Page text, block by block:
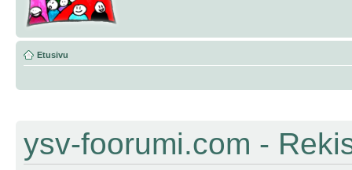
Etusivu
ysv-foorumi.com -